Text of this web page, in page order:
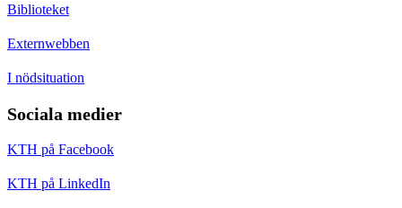
Biblioteket
Externwebben
I nödsituation
Sociala medier
KTH på Facebook
KTH på LinkedIn